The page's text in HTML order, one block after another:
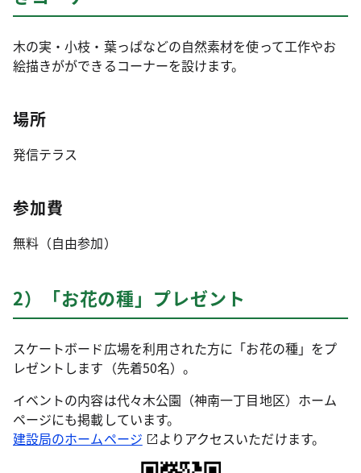
木の実・小枝・葉っぱなどの自然素材を使って工作やお
絵描きがができるコーナーを設けます。
場所
発信テラス
参加費
無料（自由参加）
2）「お花の種」プレゼント
スケートボード広場を利用された方に「お花の種」をプ
レゼントします（先着50名）。
イベントの内容は代々木公園（神南一丁目地区）ホーム
ページにも掲載しています。
建設局のホームページ
よりアクセスいただけます。